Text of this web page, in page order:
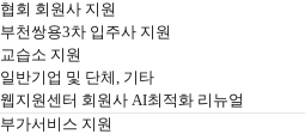
협회 회원사 지원
부천쌍용3차 입주사 지원
교습소 지원
일반기업 및 단체, 기타
웹지원센터 회원사 AI최적화 리뉴얼
부가서비스 지원